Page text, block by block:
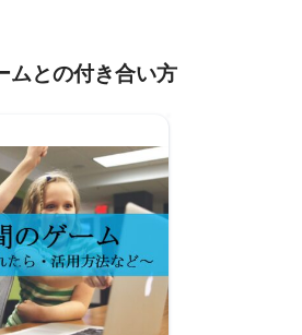
ムとの付き合い方